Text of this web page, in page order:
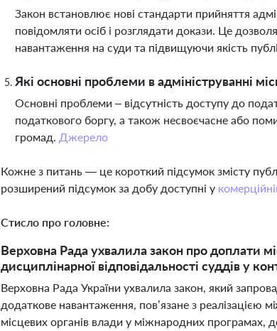
Закон встановлює нові стандарти прийняття
повідомляти осіб і розглядати докази. Це
навантаження на суди та підвищуючи якість
Які основні проблеми в адмініструванні
Основні проблеми – відсутність доступу до
податкового боргу, а також несвоєчасне або
громад. Джерело
Кожне з питань — це короткий підсумок змісту
розширений підсумок за добу доступні у
Стисло про головне:
Верховна Рада ухвалила закон про доплати
дисциплінарної відповідальності суддів у
Верховна Рада України ухвалила закон, який
додаткове навантаження, пов’язане з реалізацією
місцевих органів влади у міжнародних програмах,